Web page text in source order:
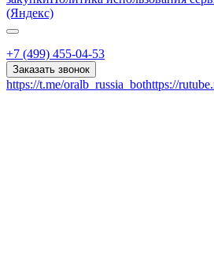
(Яндекс)
+7 (499) 455-04-53
Заказать звонок
https://t.me/oralb_russia_bothttps://